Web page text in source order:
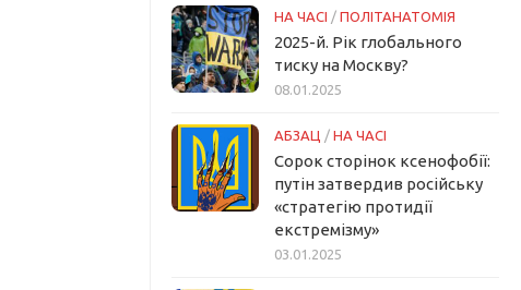
НА ЧАСІ / ПОЛІТАНАТОМІЯ
2025-й. Рік глобального
тиску на Москву?
08.01.2025
АБЗАЦ / НА ЧАСІ
Сорок сторінок ксенофобії:
путін затвердив російську
«стратегію протидії
екстремізму»
03.01.2025